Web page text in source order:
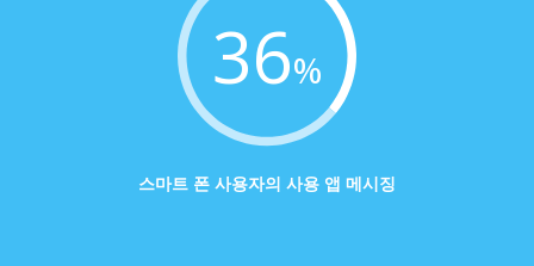
36%
스마트 폰 사용자의 사용 앱 메시징